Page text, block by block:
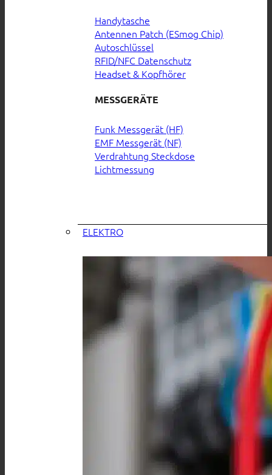
Handytasche
Antennen Patch (ESmog Chip)
Autoschlüssel
RFID/NFC Datenschutz
Headset & Kopfhörer
MESSGERÄTE
Funk Messgerät (HF)
EMF Messgerät (NF)
Verdrahtung Steckdose
Lichtmessung
ELEKTRO